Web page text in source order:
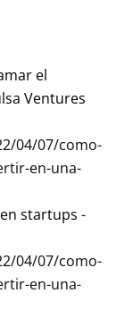
el
Ventures
04/07/como-
en-una-
startups -
04/07/como-
en-una-